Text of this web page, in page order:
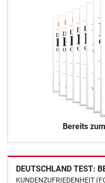
Bereits
DEUTSCHLAND TEST:
KUNDENZUFRIEDENHEIT